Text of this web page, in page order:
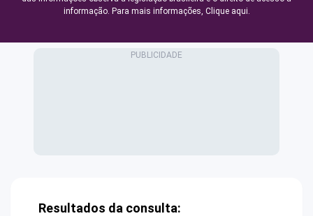
informação. Para mais informações, Clique aqui.
Resultados da consulta: